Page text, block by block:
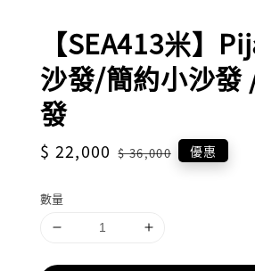
【SEA413米】
沙發/簡約小沙發
發
Sale
$ 22,000 Regular
$ 36,000 優惠
數量